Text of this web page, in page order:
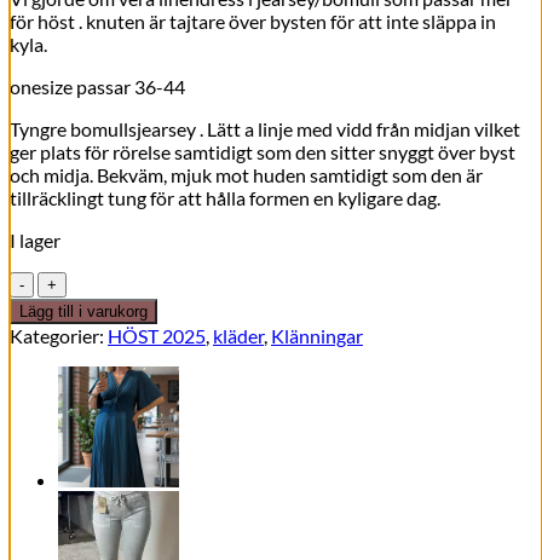
var:
är:
för höst . knuten är tajtare över bysten för att inte släppa in
kyla.
onesize passar 36-44
Tyngre bomullsjearsey . Lätt a linje med vidd från midjan vilket
ger plats för rörelse samtidigt som den sitter snyggt över byst
och midja. Bekväm, mjuk mot huden samtidigt som den är
tillräcklingt tung för att hålla formen en kyligare dag.
I lager
Rustique
Jearsey
dress
–
ocra
mängd
Lägg till i varukorg
Kategorier: HÖST 2025, kläder, Klänningar